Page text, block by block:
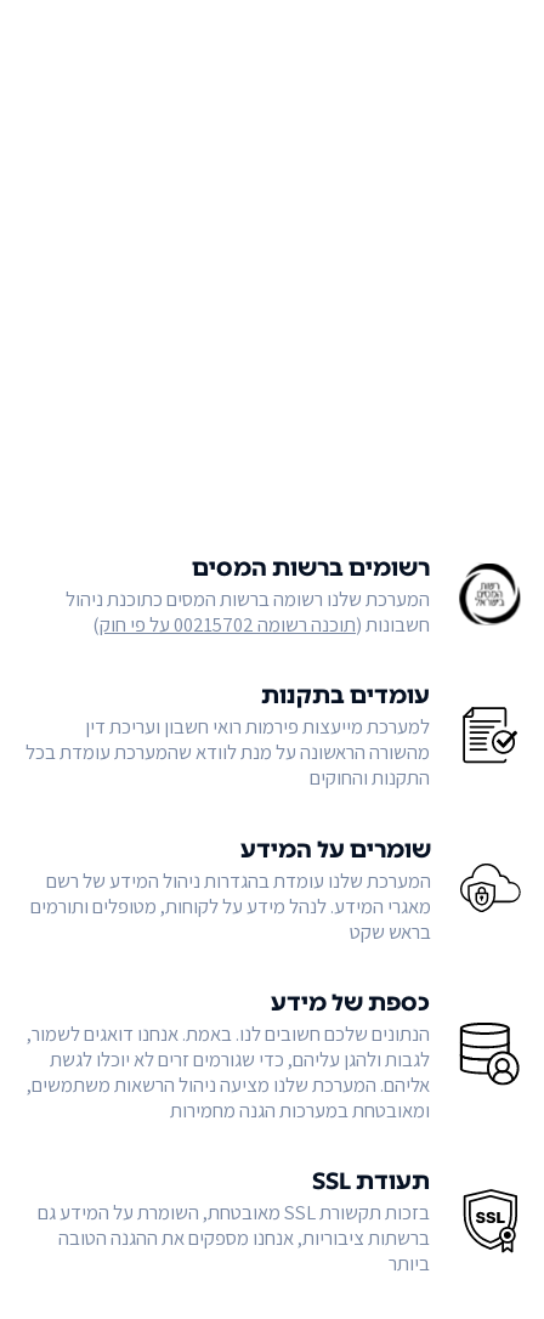
רשומים ברשות המסים
המערכת שלנו רשומה ברשות המסים כתוכנת ניהול
חשבונות (תוכנה רשומה 00215702 על פי חוק )
עומדים בתקנות
למערכת מייעצות פירמות רואי חשבון ועריכת דין
מהשורה הראשונה על מנת לוודא שהמערכת עומדת בכל
התקנות והחוקים
שומרים על המידע
המערכת שלנו עומדת בהגדרות ניהול המידע של רשם
מאגרי המידע. לנהל מידע על לקוחות, מטופלים ותורמים
בראש שקט
כספת של מידע
הנתונים שלכם חשובים לנו. באמת. אנחנו דואגים לשמור,
לגבות ולהגן עליהם, כדי שגורמים זרים לא יוכלו לגשת
אליהם. המערכת שלנו מציעה ניהול הרשאות משתמשים,
ומאובטחת במערכות הגנה מחמירות
תעודת SSL
בזכות תקשורת SSL מאובטחת, השומרת על המידע גם
ברשתות ציבוריות, אנחנו מספקים את ההגנה הטובה
ביותר